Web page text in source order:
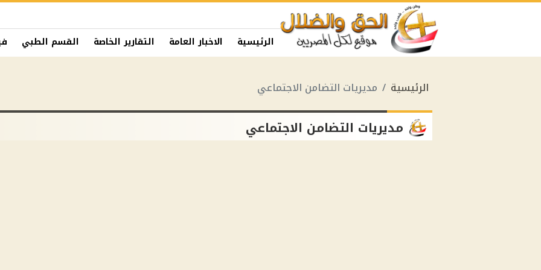
الرئيسية الاخبار العامة التقارير الخاصة القسم الطبي
الرئيسية مديريات التضامن الاجتماعي
مديريات التضامن الاجتماعي